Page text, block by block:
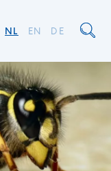
DE
EN
NL